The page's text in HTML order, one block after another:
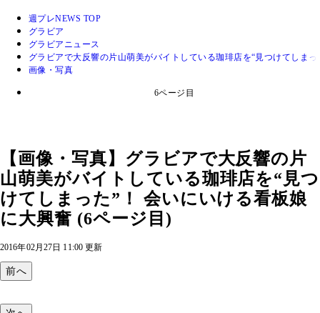
週プレNEWS TOP
グラビア
グラビアニュース
グラビアで大反響の片山萌美がバイトしている珈琲店を“見つけてしま
画像・写真
6ページ目
【画像・写真】グラビアで大反響の片
山萌美がバイトしている珈琲店を“見つ
けてしまった”！ 会いにいける看板娘
に大興奮 (6ページ目)
2016年02月27日 11:00 更新
前へ